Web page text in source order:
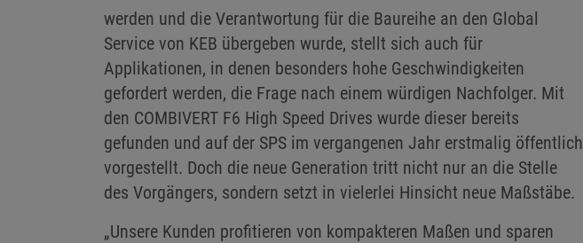
werden und die Verantwortung für die Baureihe an den Global
Service von KEB übergeben wurde, stellt sich auch für
Applikationen, in denen besonders hohe Geschwindigkeiten
gefordert werden, die Frage nach einem würdigen Nachfolger. Mit
den COMBIVERT F6 High Speed Drives wurde dieser bereits
gefunden und auf der SPS im vergangenen Jahr erstmalig öffentlich
vorgestellt. Doch die neue Generation tritt nicht nur an die Stelle
des Vorgängers, sondern setzt in vielerlei Hinsicht neue Maßstäbe.
„Unsere Kunden profitieren von kompakteren Maßen und sparen